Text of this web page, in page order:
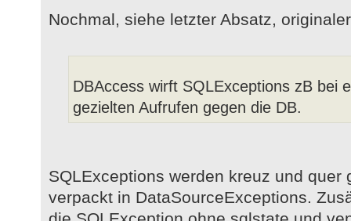
Nochmal, siehe letzter Absatz,
DBAccess wirft SQLExceptions zB bei
gezielten Aufrufen gegen die DB.
SQLExceptions werden kreuz und quer
verpackt in DataSourceExceptions.